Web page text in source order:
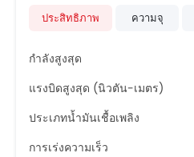
ประสิทธิภาพ ความจุ
กำลังสูงสุด
แรงบิดสูงสุด (นิวตัน-เมตร)
ประเภทน้ำมันเชื้อเพลิง
การเร่งความเร็ว